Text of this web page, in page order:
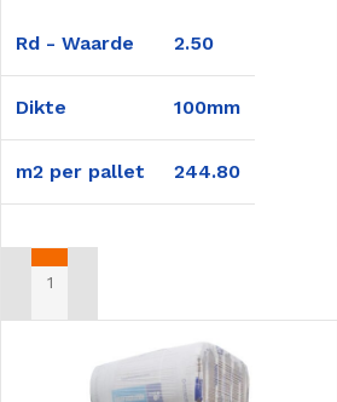
Rd - Waarde 2.50
Dikte 100mm
m2 per pallet 244.80
TOEVOEGEN AAN WINKELWAGEN